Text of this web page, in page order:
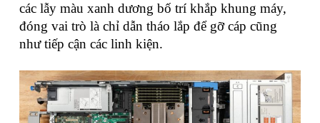
các lẫy màu xanh dương bố trí khắp khung máy,
đóng vai trò là chỉ dẫn tháo lắp để gỡ cáp cũng
như tiếp cận các linh kiện.